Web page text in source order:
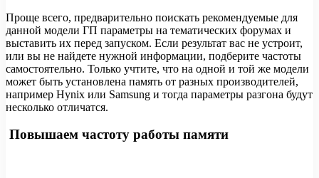
Проще всего, предварительно поискать рекомендуемые для
данной модели ГП параметры на тематических форумах и
выставить их перед запуском. Если результат вас не устроит,
или вы не найдете нужной информации, подберите частоты
самостоятельно. Только учтите, что на одной и той же модели
может быть установлена память от разных производителей,
например Hynix или Samsung и тогда параметры разгона будут
несколько отличатся.
Повышаем частоту работы памяти